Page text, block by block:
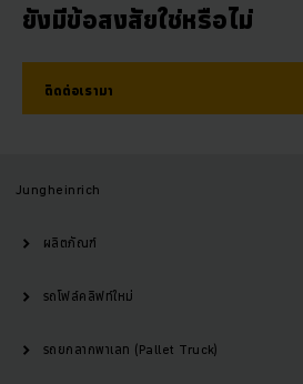
ยังมีข้อสงสัยใช่หรือไม่
ติดต่อเรามา
Jungheinrich
ผลิตภัณฑ์
รถโฟล์คลิฟท์ใหม่
รถยกลากพาเลท (Pallet Truck)